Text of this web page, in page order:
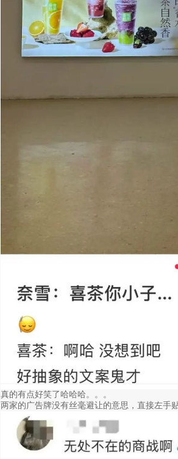
真的有点好笑了哈哈哈。。。
两家的广告牌没有丝毫避让的意思，直接左手